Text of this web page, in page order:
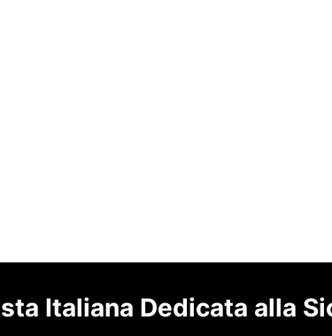
Italiana Dedicata alla